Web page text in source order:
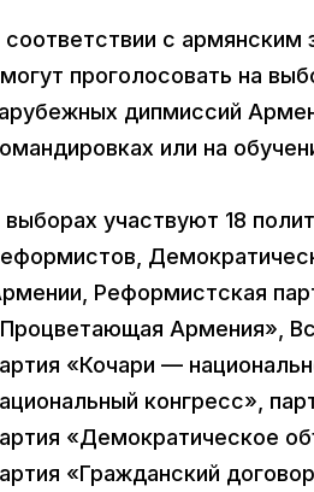
соответствии с армянским
проголосовать на
дипмиссий
или на
выборах участвуют 18
Реформистская
Армения»,
«Кочари —
конгресс»,
«Демократическое
«Гражданский